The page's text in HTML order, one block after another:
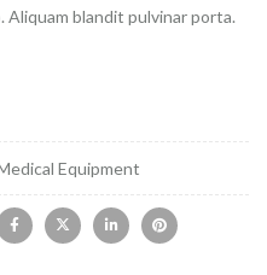
Aliquam blandit pulvinar porta.
Equipment